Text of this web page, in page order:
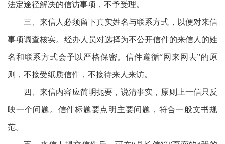
法定途径解决的信访事项，不予受理。
三、来信人必须留下真实姓名与联系方式，以便对来信
事项调查核实。经办人员对选择为不公开信件的来信人的姓
名和联系方式会予以严格保密。信件遵循“网来网去”的原
则，不接受纸质信件，不接待来人来访。
四、来信内容应简明扼要，说清事实，原则上一信只反
映一个问题。信件标题要点明主要问题，符合一般文书规
范。